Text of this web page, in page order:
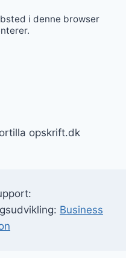
i denne browser
opskrift.dk
Business